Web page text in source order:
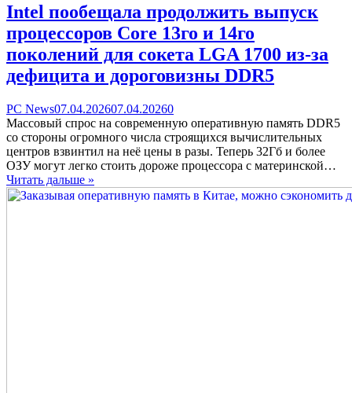
Intel пообещала продолжить выпуск
процессоров Core 13го и 14го
поколений для сокета LGA 1700 из-за
дефицита и дороговизны DDR5
Categories
PC NewsPosted
on
07.04.202607.04.20260comments
on
Intel
пообещала
продолжить
процессоров
Массовый спрос на современную оперативную память DDR5
со стороны огромного числа строящихся вычислительных
центров взвинтил на неё цены в разы. Теперь 32Гб и более
ОЗУ могут легко стоить дороже процессора с материнской…
Читать дальше »